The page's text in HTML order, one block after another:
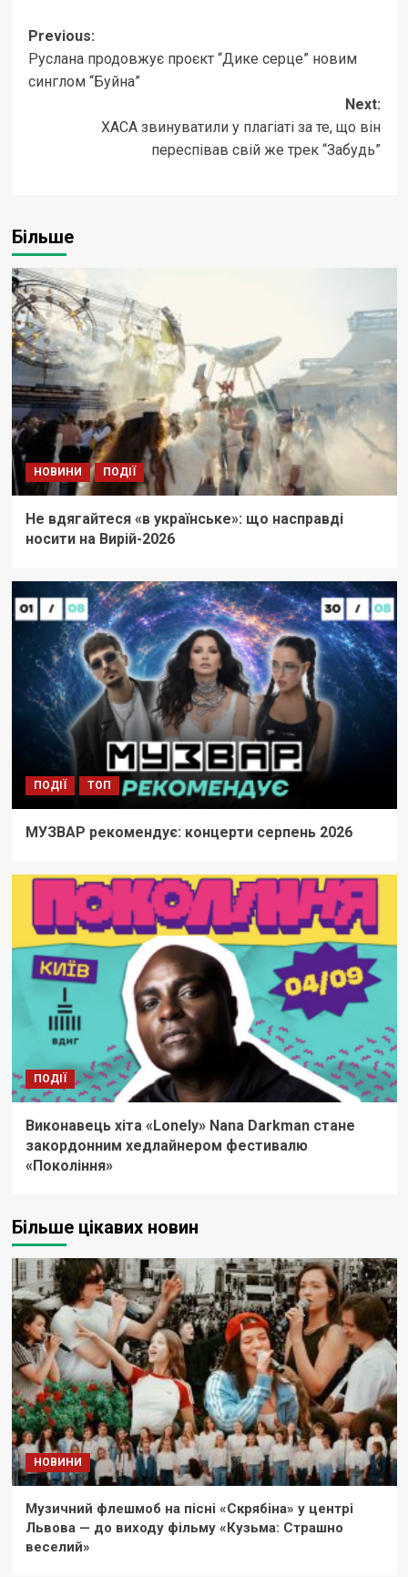
Post
navigation
Previous:
Руслана продовжує проєкт “Дике серце” новим
синглом “Буйна”
Next:
ХАСА звинуватили у плагіаті за те, що він
переспівав свій же трек “Забудь”
Більше
НОВИНИ ПОДІЇ
Не вдягайтеся «в українське»: що насправді
носити на Вирій-2026
ПОДІЇ ТОП
МУЗВАР рекомендує: концерти серпень 2026
ПОДІЇ
Виконавець хіта «Lonely» Nana Darkman стане
закордонним хедлайнером фестивалю
«Покоління»
Більше цікавих новин
НОВИНИ
Музичний флешмоб на пісні «Скрябіна» у центрі
Львова — до виходу фільму «Кузьма: Страшно
веселий»